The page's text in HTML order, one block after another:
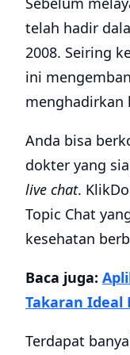
telah hadir
2008. Seiring
ini
menghadirkan
Anda bisa
dokter yang
live chat.
Topic Chat
kesehatan
Baca juga:
Takaran Ideal
Terdapat